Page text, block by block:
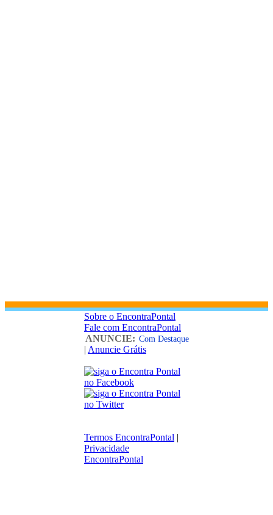
Sobre o EncontraPontal
Fale com EncontraPontal
ANUNCIE: Com Destaque
| Anuncie Grátis
Termos EncontraPontal |
Privacidade
EncontraPontal